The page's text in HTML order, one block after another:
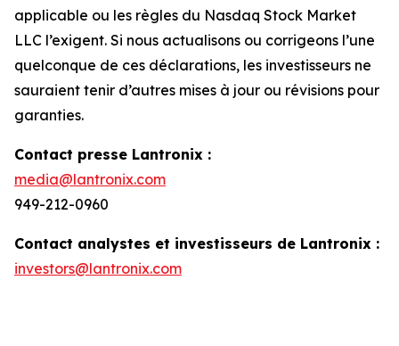
applicable ou les règles du Nasdaq Stock Market
LLC l’exigent. Si nous actualisons ou corrigeons l’une
quelconque de ces déclarations, les investisseurs ne
sauraient tenir d’autres mises à jour ou révisions pour
garanties.
Contact presse Lantronix :
media@lantronix.com
949-212-0960
Contact analystes et investisseurs de Lantronix :
investors@lantronix.com